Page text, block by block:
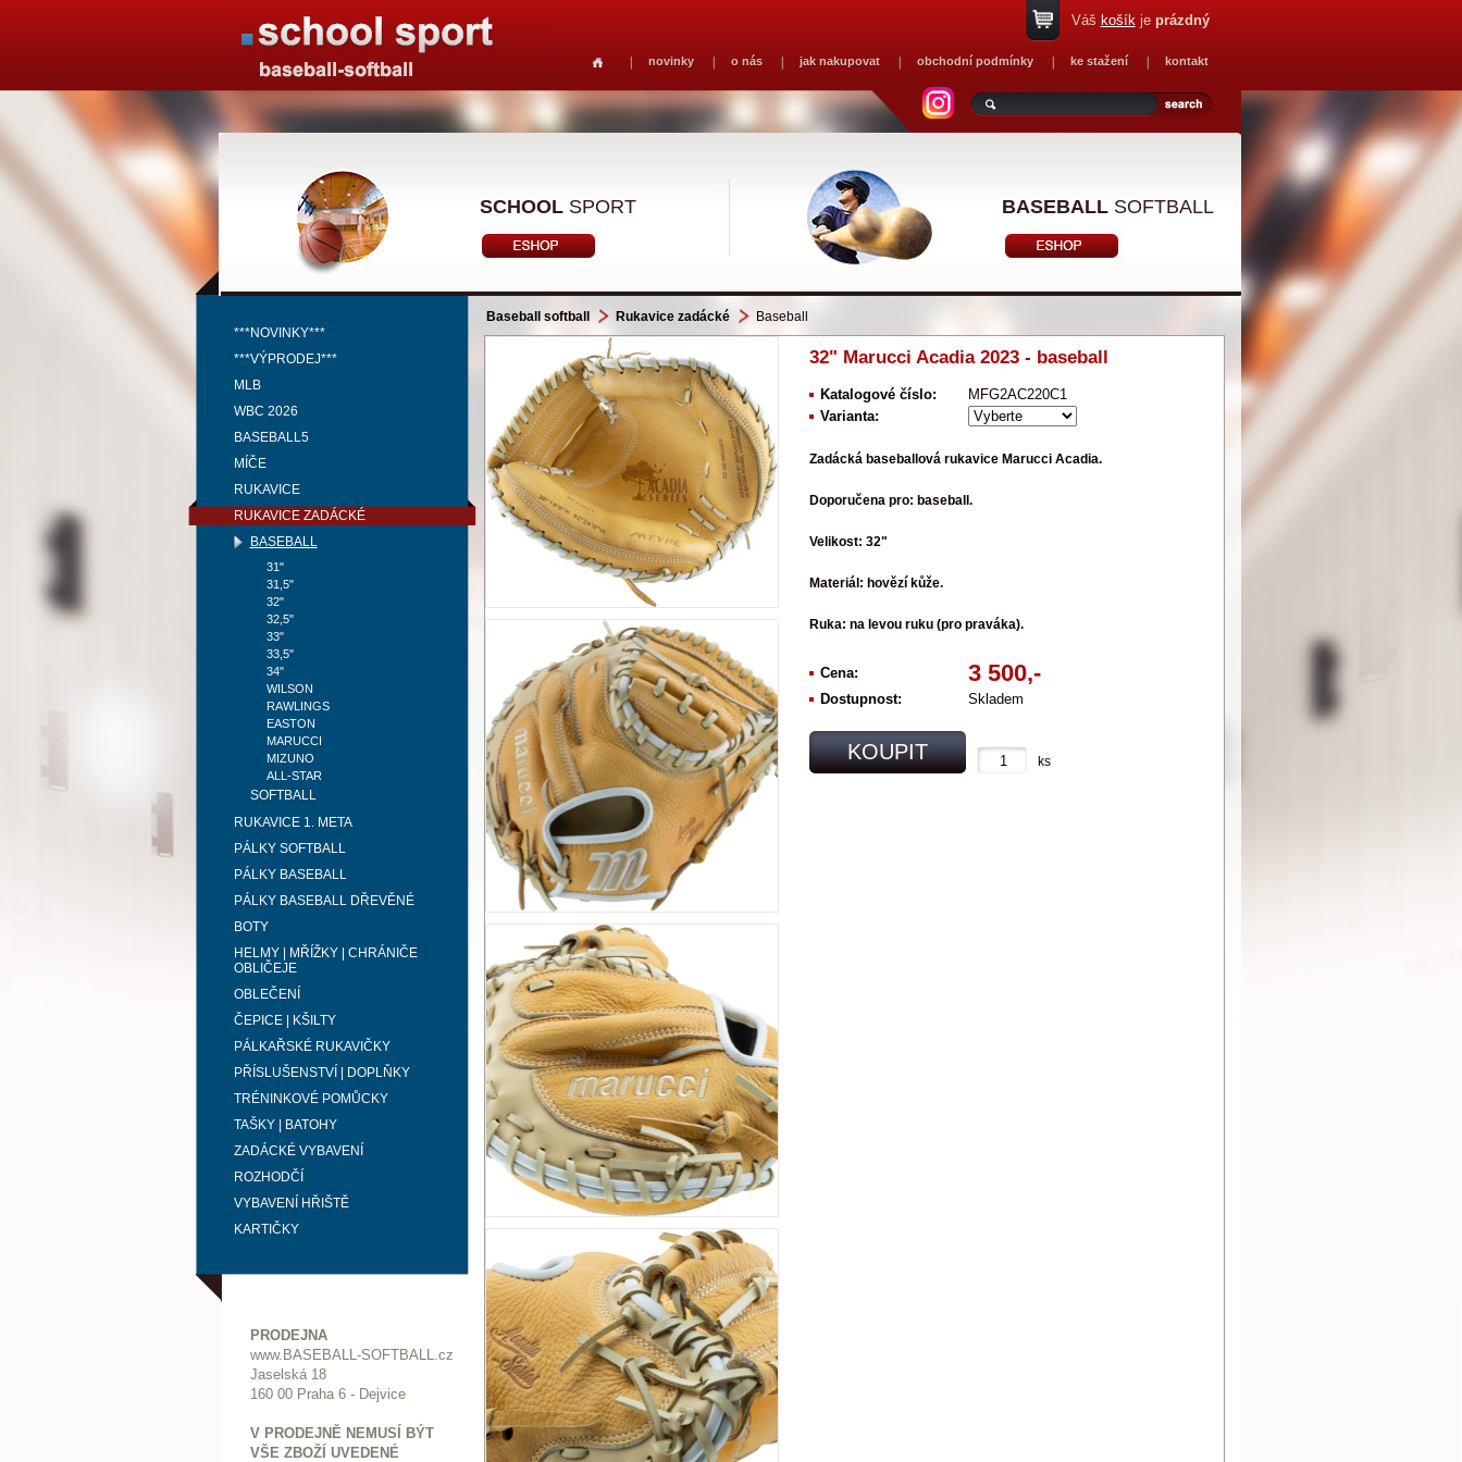
novinky o nás jak nakupovat obchodní podmínky ke stažení kontakt
Váš košíkje prázdný
SCHOOLSPORT BASEBALLSOFTBALL
***NOVINKY***
***VÝPRODEJ***
MLB
WBC 2026
BASEBALL5
MÍČE
RUKAVICE
RUKAVICE ZADÁCKÉ
BASEBALL
31"
31,5"
32"
32,5"
33"
33,5"
34"
WILSON
RAWLINGS
EASTON
MARUCCI
MIZUNO
ALL-STAR
SOFTBALL
RUKAVICE 1. META
PÁLKY SOFTBALL
PÁLKY BASEBALL
PÁLKY BASEBALL DŘEVĚNÉ
BOTY
HELMY | MŘÍŽKY | CHRÁNIČE
OBLIČEJE
OBLEČENÍ
ČEPICE | KŠILTY
PÁLKAŘSKÉ RUKAVIČKY
PŘÍSLUŠENSTVÍ | DOPLŇKY
TRÉNINKOVÉ POMŮCKY
TAŠKY | BATOHY
ZADÁCKÉ VYBAVENÍ
ROZHODČÍ
VYBAVENÍ HŘIŠTĚ
KARTIČKY
PRODEJNA
www.BASEBALL-SOFTBALL.cz
Jaselská 18
160 00 Praha 6 - Dejvice
V PRODEJNĚ NEMUSÍ BÝT
VŠE ZBOŽÍ UVEDENÉ
Baseball softball Rukavice zadácké Baseball
32" Marucci Acadia 2023 - baseball
Katalogové číslo:
MFG2AC220C1
Varianta:
Zadácká baseballová rukavice Marucci Acadia.
Doporučena pro: baseball.
Velikost: 32"
Materiál: hovězí kůže.
Ruka: na levou ruku (pro praváka).
Cena: 3 500,-
Dostupnost: Skladem
KOUPIT ks